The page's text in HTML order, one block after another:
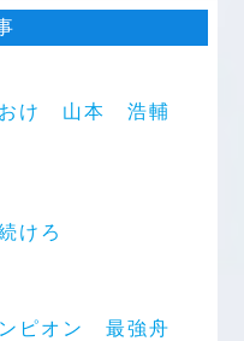
おけ 山本 浩輔
けろ
ピオン 最強舟